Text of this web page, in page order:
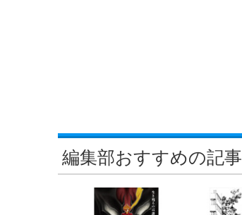
編集部おすすめの記事